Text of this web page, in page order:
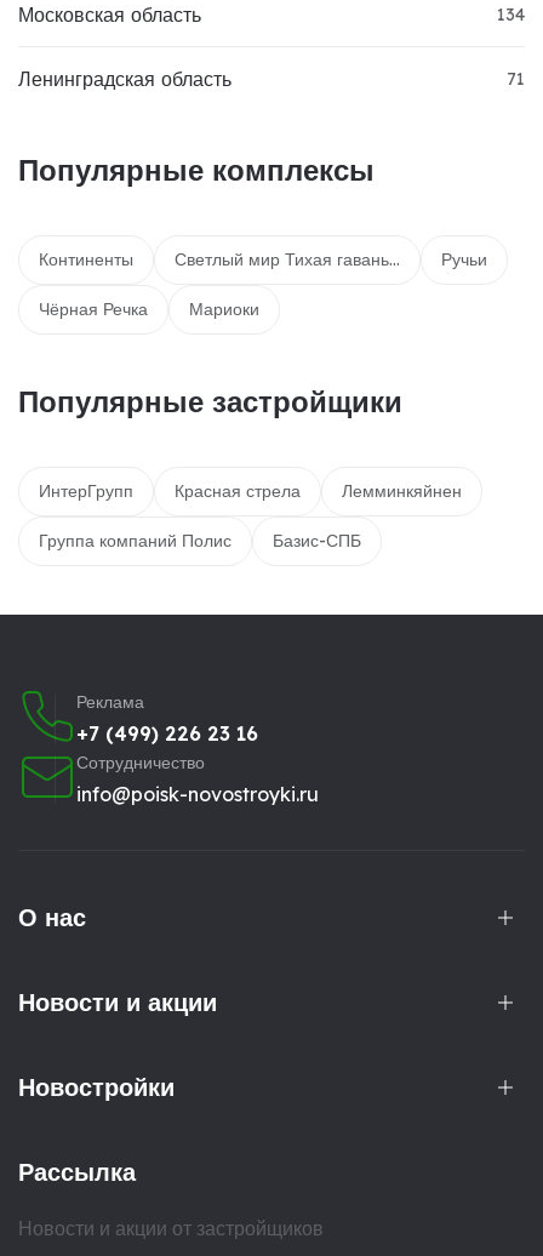
Московская область 134
Ленинградская область 71
Популярные комплексы
Континенты Светлый мир Тихая гавань… Ручьи
Чёрная Речка Мариоки
Популярные застройщики
ИнтерГрупп Красная стрела Лемминкяйнен
Группа компаний Полис Базис-СПБ
Реклама
+7 (499) 226 23 16
Сотрудничество
info@poisk-novostroyki.ru
О нас
Новости и акции
Новостройки
Рассылка
Новости и акции от застройщиков